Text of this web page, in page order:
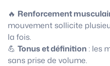
🔥 Renforcement
mouvement sollicite
la fois.
💪 Tonus et définition: les
sans prise de volume.